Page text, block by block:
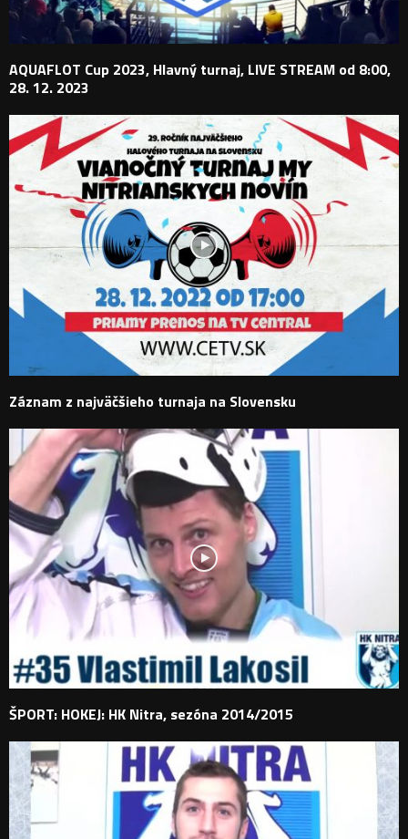
AQUAFLOT Cup 2023, Hlavný turnaj, LIVE STREAM od 8:00,
28. 12. 2023
Záznam z najväčšieho turnaja na Slovensku
ŠPORT: HOKEJ: HK Nitra, sezóna 2014/2015